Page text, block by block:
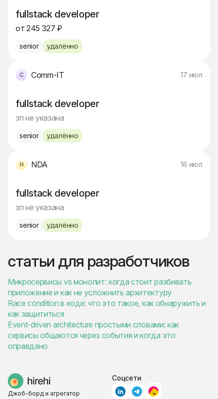
fullstack developer
от 245 327 ₽
senior удалённо
Comm-IT 17 июл
fullstack developer
зп не указана
senior удалённо
NDA 16 июл
fullstack developer
зп не указана
senior удалённо
статьи для разработчиков
Микросервисы vs монолит: когда стоит разбивать
приложение и как не усложнить архитектуру
Race condition в коде: что это такое, как обнаружить и
как защититься
Event-driven architecture простыми словами: как
сервисы общаются через события и когда это
оправдано
Джоб-борд и агрегатор
Соцсети